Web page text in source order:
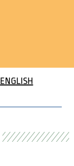
ENGLISH